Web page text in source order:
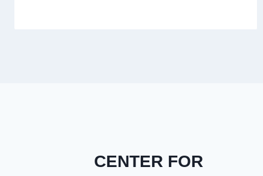
CENTER FOR